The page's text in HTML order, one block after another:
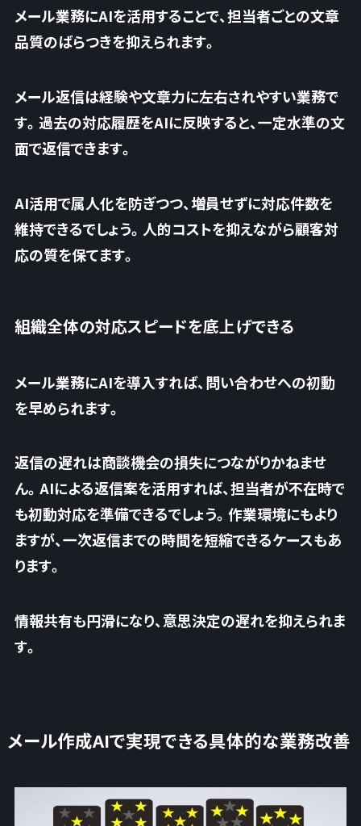
メール業務にAIを活用することで、担当者ごとの文章
品質のばらつきを抑えられます。
メール返信は経験や文章力に左右されやすい業務で
す。過去の対応履歴をAIに反映すると、一定水準の文
面で返信できます。
AI活用で属人化を防ぎつつ、増員せずに対応件数を
維持できるでしょう。人的コストを抑えながら顧客対
応の質を保てます。
組織全体の対応スピードを底上げできる
メール業務にAIを導入すれば、問い合わせへの初動
を早められます。
返信の遅れは商談機会の損失につながりかねませ
ん。AIによる返信案を活用すれば、担当者が不在時で
も初動対応を準備できるでしょう。作業環境にもより
ますが、一次返信までの時間を短縮できるケースもあ
ります。
情報共有も円滑になり、意思決定の遅れを抑えられま
す。
メール作成AIで実現できる具体的な業務改善